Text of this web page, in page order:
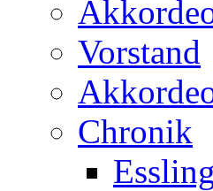
Vorstand
Chronik